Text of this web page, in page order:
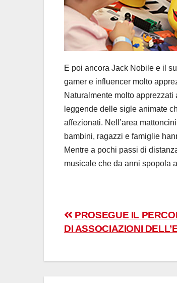
E poi ancora Jack Nobile e il
gamer e influencer molto
Naturalmente molto
leggende delle sigle animate
affezionati. Nell’area
bambini, ragazzi e famiglie
Mentre a pochi passi di
musicale che da anni spopola
Navigazione
articoli
PROSEGUE IL
DI ASSOCIAZIONI